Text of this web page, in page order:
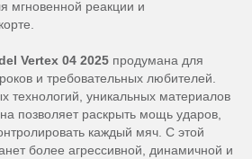
мгновенной реакции и
Vertex 04 2025 продумана для
и требовательных любителей.
технологий, уникальных материалов
позволяет раскрыть мощь ударов,
каждый мяч. С этой
более агрессивной, динамичной и